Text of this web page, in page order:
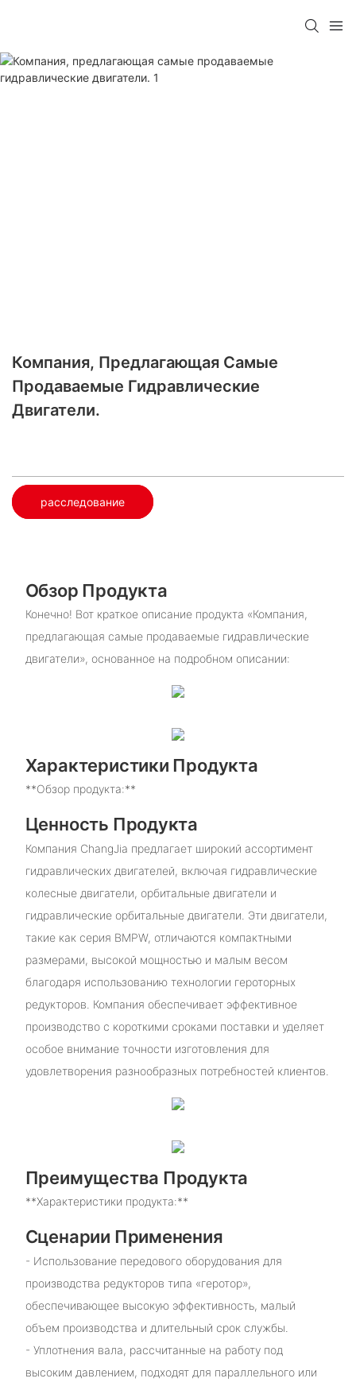
Компания, Предлагающая Самые
Продаваемые Гидравлические
Двигатели.
расследование
Обзор Продукта
Конечно! Вот краткое описание продукта «Компания,
предлагающая самые продаваемые гидравлические
двигатели», основанное на подробном описании:
Характеристики Продукта
**Обзор продукта:**
Ценность Продукта
Компания ChangJia предлагает широкий ассортимент
гидравлических двигателей, включая гидравлические
колесные двигатели, орбитальные двигатели и
гидравлические орбитальные двигатели. Эти двигатели,
такие как серия BMPW, отличаются компактными
размерами, высокой мощностью и малым весом
благодаря использованию технологии героторных
редукторов. Компания обеспечивает эффективное
производство с короткими сроками поставки и уделяет
особое внимание точности изготовления для
удовлетворения разнообразных потребностей клиентов.
Преимущества Продукта
**Характеристики продукта:**
Сценарии Применения
- Использование передового оборудования для
производства редукторов типа «геротор»,
обеспечивающее высокую эффективность, малый
объем производства и длительный срок службы.
- Уплотнения вала, рассчитанные на работу под
высоким давлением, подходят для параллельного или